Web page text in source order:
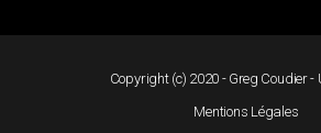
Copyright (c) 2020 - Greg Coudier -
Mentions Légales